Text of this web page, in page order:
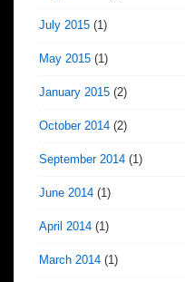
July 2015 (1)
May 2015 (1)
January 2015 (2)
October 2014 (2)
September 2014 (1)
June 2014 (1)
April 2014 (1)
March 2014 (1)